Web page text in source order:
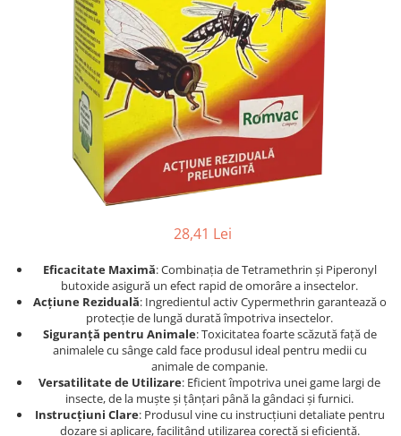
Afecțiuni hepatice
Afecțiuni neurologice
Afecțiuni oftalmice
Afecțiuni oncologice
Afecțiuni otice
Afecțiuni renale și urinare
Afecțiuni respiratorii
Suplimente
Suplimente nutritive
Hrană umedă
Hrană uscată
Recompense și snack-uri
Igienă
Șampoane și balsamuri
Afecțiuni hepatice
Afecțiuni neurologice
Afecțiuni oftalmice
Afecțiuni oncologice
Afecțiuni otice
Afecțiuni respiratorii
Afecțiuni renale și urinare
Suplimente
Suplimente nutritive
Hrană umedă
Hrană uscată
Așternut Tofu / Nisip
Șampoane și balsamuri
28,41 Lei
Eficacitate Maximă: Combinația de Tetramethrin și Piperonyl
butoxide asigură un efect rapid de omorâre a insectelor.
Acțiune Reziduală: Ingredientul activ Cypermethrin garantează o
protecție de lungă durată împotriva insectelor.
Siguranță pentru Animale: Toxicitatea foarte scăzută față de
animalele cu sânge cald face produsul ideal pentru medii cu
animale de companie.
Versatilitate de Utilizare: Eficient împotriva unei game largi de
insecte, de la muște și țânțari până la gândaci și furnici.
Instrucțiuni Clare: Produsul vine cu instrucțiuni detaliate pentru
dozare și aplicare, facilitând utilizarea corectă și eficientă.